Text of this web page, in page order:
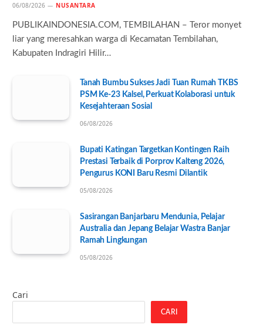
06/08/2026 NUSANTARA
PUBLIKAINDONESIA.COM, TEMBILAHAN – Teror monyet
liar yang meresahkan warga di Kecamatan Tembilahan,
Kabupaten Indragiri Hilir…
Tanah Bumbu Sukses Jadi Tuan Rumah TKBS
PSM Ke-23 Kalsel, Perkuat Kolaborasi untuk
Kesejahteraan Sosial
06/08/2026
Bupati Katingan Targetkan Kontingen Raih
Prestasi Terbaik di Porprov Kalteng 2026,
Pengurus KONI Baru Resmi Dilantik
05/08/2026
Sasirangan Banjarbaru Mendunia, Pelajar
Australia dan Jepang Belajar Wastra Banjar
Ramah Lingkungan
05/08/2026
Cari
CARI